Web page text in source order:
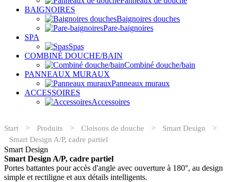
BAIGNOIRES
Baignoires douches
Pare-baignoires
SPA
Spas
COMBINÉ DOUCHE/BAIN
Combiné douche/bain
PANNEAUX MURAUX
Panneaux muraux
ACCESSOIRES
Accessoires
Start > Produits > Cloisons de douche > Smart Design
>
Smart Design A/P, cadre partiel
Smart Design
Smart Design A/P, cadre partiel
Portes battantes pour accès d'angle avec ouverture à 180°, au design
simple et rectiligne et aux détails intelligents.